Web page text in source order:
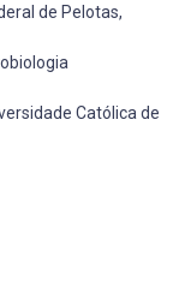
de Pelotas,
Católica de